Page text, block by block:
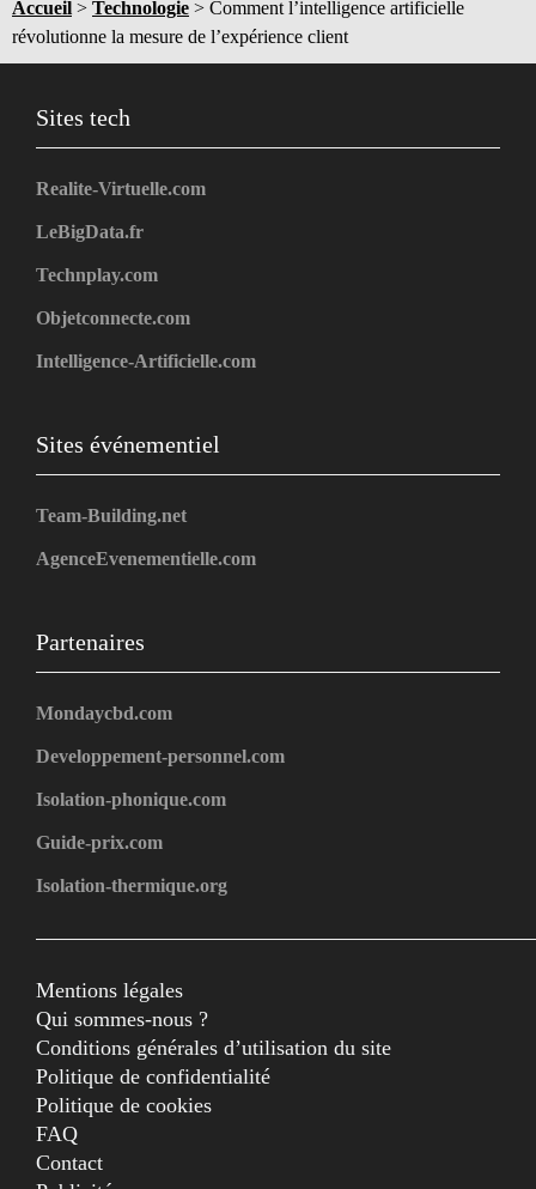
Accueil > Technologie > Comment l’intelligence artificielle
révolutionne la mesure de l’expérience client
Sites tech
Realite-Virtuelle.com
LeBigData.fr
Technplay.com
Objetconnecte.com
Intelligence-Artificielle.com
Sites événementiel
Team-Building.net
AgenceEvenementielle.com
Partenaires
Mondaycbd.com
Developpement-personnel.com
Isolation-phonique.com
Guide-prix.com
Isolation-thermique.org
Mentions légales
Qui sommes-nous ?
Conditions générales d’utilisation du site
Politique de confidentialité
Politique de cookies
FAQ
Contact